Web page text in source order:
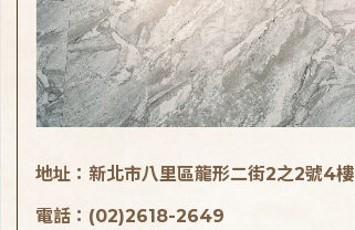
地址：新北市八里區龍形二街2之2號4樓
電話：(02)2618-2649